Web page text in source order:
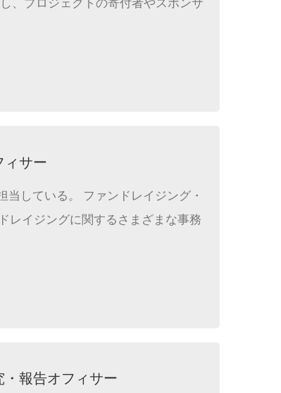
ィサー
している。 ファンドレイジング・
レイジングに関するさまざまな事務
報告オフィサー